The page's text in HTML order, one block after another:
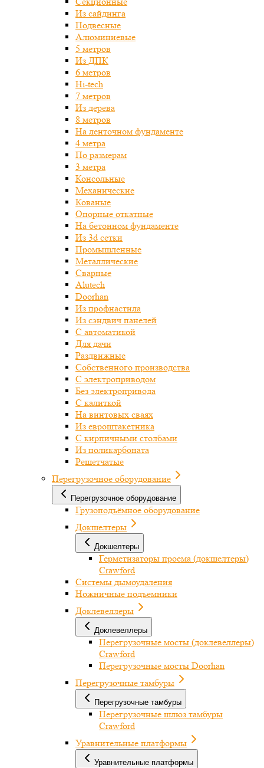
Из сайдинга
Подвесные
Алюминиевые
5 метров
Из ДПК
6 метров
Hi-tech
7 метров
Из дерева
8 метров
На ленточном фундаменте
4 метра
По размерам
3 метра
Консольные
Механические
Кованые
Опорные откатные
На бетонном фундаменте
Из 3d сетки
Промышленные
Металлические
Сварные
Alutech
Doorhan
Из профнастила
Из сэндвич панелей
С автоматикой
Для дачи
Раздвижные
Собственного производства
С электроприводом
Без электропривода
С калиткой
На винтовых сваях
Из евроштакетника
С кирпичными столбами
Из поликарбоната
Решетчатые
Перегрузочное оборудование
Перегрузочное оборудование
Грузоподъёмное оборудование
Докшелтеры
Докшелтеры
Герметизаторы проема (докшелтеры)
Crawford
Системы дымоудаления
Ножничные подъемники
Доклевеллеры
Доклевеллеры
Перегрузочные мосты (доклевеллеры)
Crawford
Перегрузочные мосты Doorhan
Перегрузочные тамбуры
Перегрузочные тамбуры
Перегрузочные шлюз тамбуры
Crawford
Уравнительные платформы
Уравнительные платформы